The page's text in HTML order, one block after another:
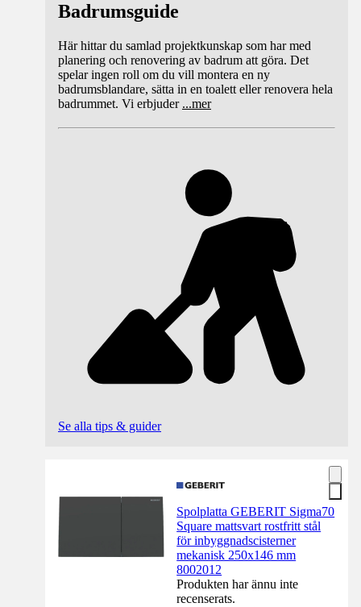
Badrumsguide
Här hittar du samlad projektkunskap som har med
planering och renovering av badrum att göra. Det
spelar ingen roll om du vill montera en ny
badrumsblandare, sätta in en toalett eller renovera hela
badrummet. Vi erbjuder ...mer
Se alla tips & guider
Spolplatta GEBERIT Sigma70
Square mattsvart rostfritt stål
för inbyggnadscisterner
mekanisk 250x146 mm
8002012
Produkten har ännu inte
recenserats.